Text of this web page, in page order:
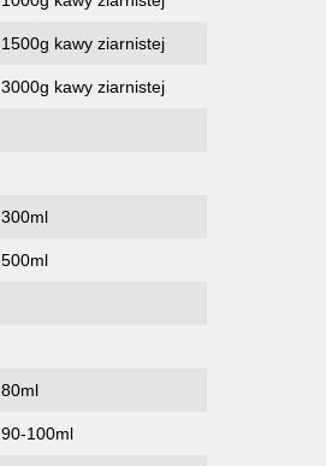
1500g kawy ziarnistej
3000g kawy ziarnistej
300ml
500ml
80ml
90-100ml